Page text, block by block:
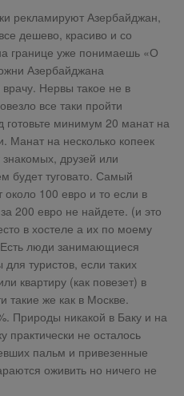
рекламируют Азербайджан,
дешево, красиво и со
границе уже понимаешь «О
Азербайджана
Нервы такое не в
все таки пройти
минимум 20 манат на
Манат на несколько копеек
друзей или
будет туговато. Самый
100 евро и то если в
200 евро не найдете. (и это
в хостеле а их по моему
Есть люди занимающиеся
туристов, если таких
квартиру (как повезет) в
такие же как в Москве.
Природы никакой в Баку и на
практически не осталось
пальм и привезенные
оживить но ничего не